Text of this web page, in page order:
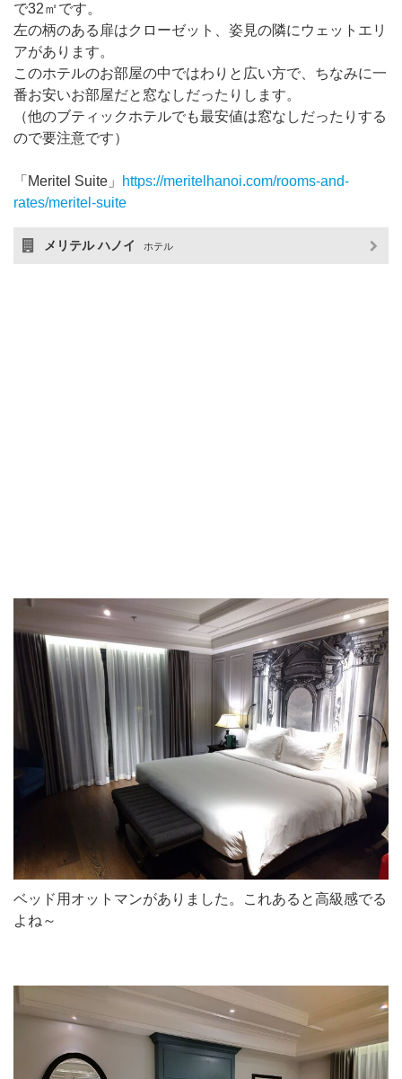
で32㎡です。
左の柄のある扉はクローゼット、姿見の隣にウェットエリ
アがあります。
このホテルのお部屋の中ではわりと広い方で、ちなみに一
番お安いお部屋だと窓なしだったりします。
（他のブティックホテルでも最安値は窓なしだったりする
ので要注意です）
「Meritel Suite」
https://meritelhanoi.com/rooms-and-
rates/meritel-suite
メリテル ハノイ ホテル
ベッド用オットマンがありました。これあると高級感でる
よね～